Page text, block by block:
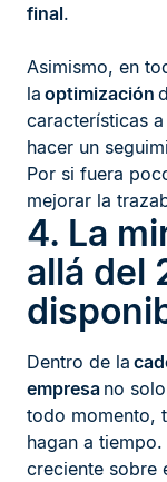
final.
Asimismo, en
la optimización
características
hacer un
Por si fuera
mejorar la
4. La
allá del
Dentro de la
empresa no
todo momento,
hagan a
creciente sobre